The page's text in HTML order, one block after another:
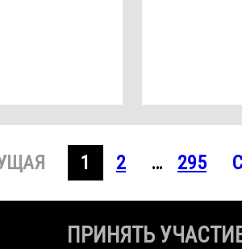
1 2 … 295
ПРИНЯТЬ